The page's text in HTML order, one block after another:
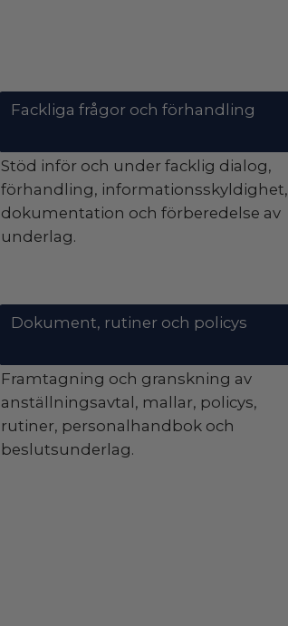
Fackliga frågor och förhandling
Stöd inför och under facklig dialog,
förhandling, informationsskyldighet,
dokumentation och förberedelse av
underlag.
Dokument, rutiner och policys
Framtagning och granskning av
anställningsavtal, mallar, policys,
rutiner, personalhandbok och
beslutsunderlag.